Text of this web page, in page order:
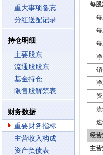
重大事项备忘
分红送配记录
持仓明细
主要股东
流通股股东
基金持仓
限售股解禁表
财务数据
重要财务指标
主营收入构成
资产负债表
每
经
主